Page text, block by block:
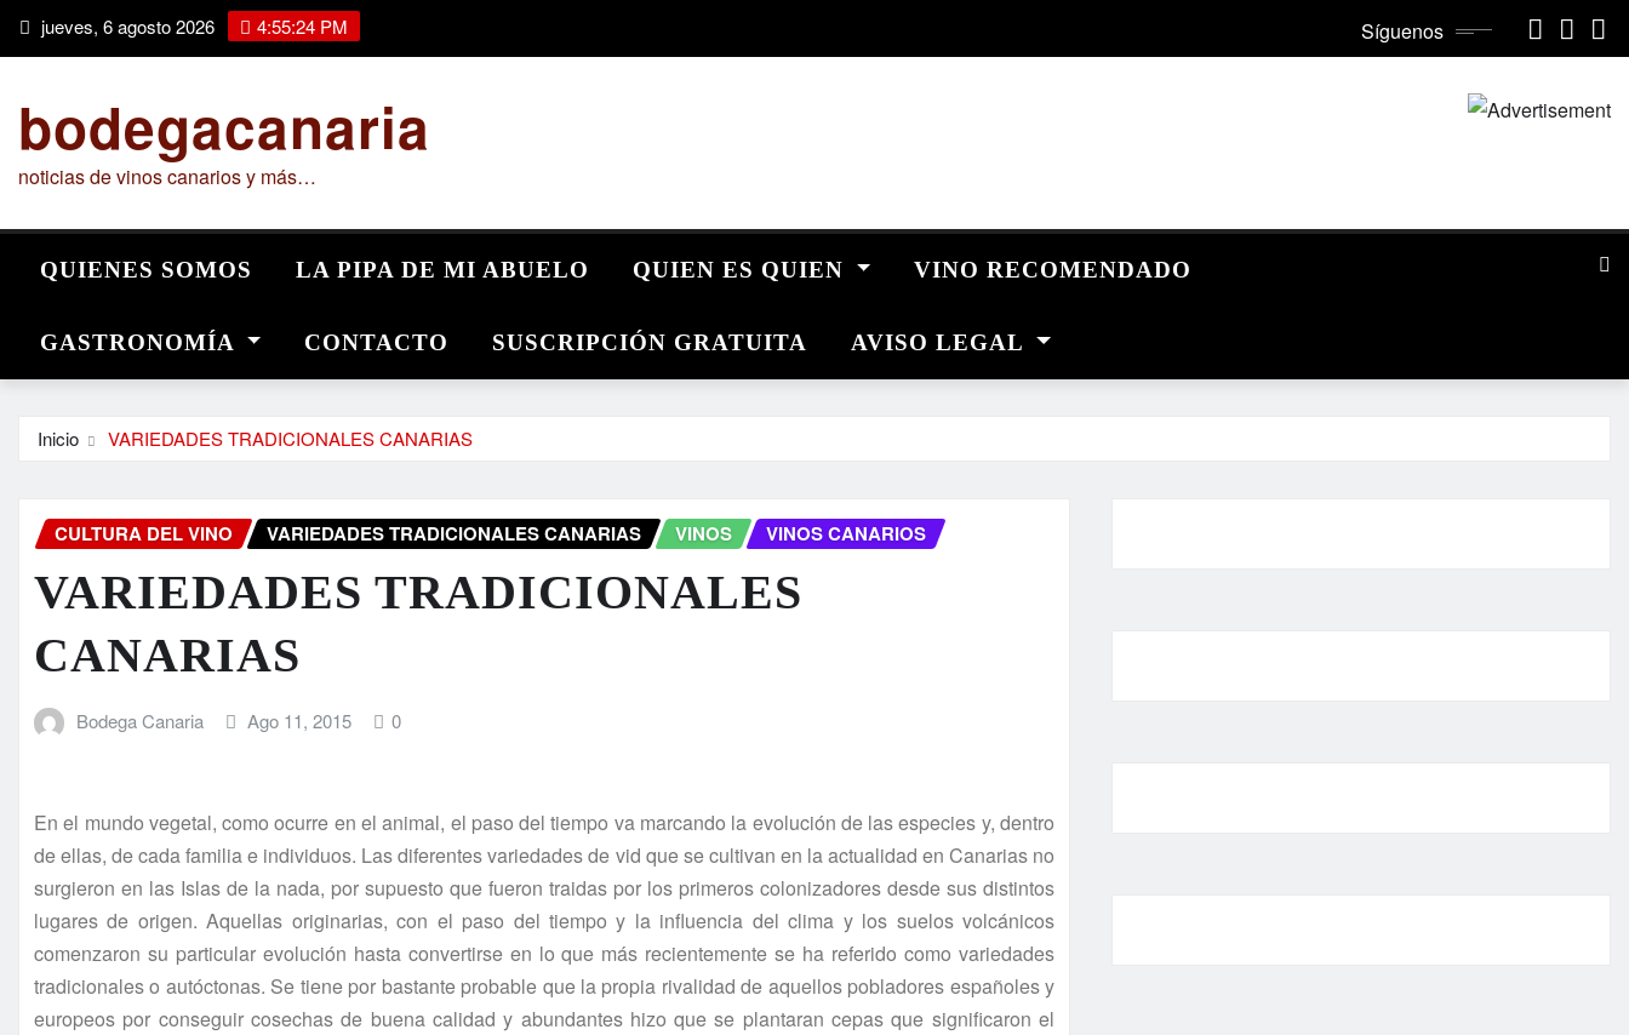
Saltarjueves, 6 agosto 2026 4:55:25 PM Síguenos
bodegacanaria
noticias de vinos canarios y más…
QUIENES SOMOS LA PIPA DE MI ABUELO QUIEN ES QUIEN VINO RECOMENDADO
GASTRONOMÍA CONTACTO SUSCRIPCIÓN GRATUITA AVISO LEGAL
Inicio VARIEDADES TRADICIONALES CANARIAS
CULTURA DEL VINO VARIEDADES TRADICIONALES CANARIAS VINOS VINOS CANARIOS
VARIEDADES TRADICIONALES
CANARIAS
Bodega Canaria Ago 11, 2015 0
En el mundo vegetal, como ocurre en el animal, el paso del tiempo va marcando la evolución de las especies y, dentro
de ellas, de cada familia e individuos. Las diferentes variedades de vid que se cultivan en la actualidad en Canarias no
surgieron en las Islas de la nada, por supuesto que fueron traidas por los primeros colonizadores desde sus distintos
lugares de origen. Aquellas originarias, con el paso del tiempo y la influencia del clima y los suelos volcánicos
comenzaron su particular evolución hasta convertirse en lo que más recientemente se ha referido como variedades
tradicionales o autóctonas. Se tiene por bastante probable que la propia rivalidad de aquellos pobladores españoles y
europeos por conseguir cosechas de buena calidad y abundantes hizo que se plantaran cepas que significaron el